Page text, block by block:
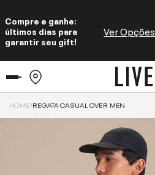
Compre e ganhe:
últimos dias para
garantir seu gift!
Ver Opções
HOME REGATA CASUAL OVER MEN